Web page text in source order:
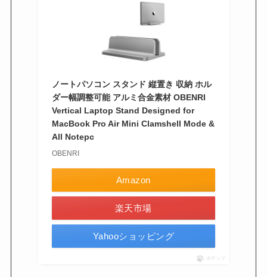
ノートパソコン スタンド 縦置き 収納 ホル
ダー幅調整可能 アルミ合金素材 OBENRI
Vertical Laptop Stand Designed for
MacBook Pro Air Mini Clamshell Mode &
All Notepc
OBENRI
Amazon
楽天市場
Yahooショッピング
ポチップ